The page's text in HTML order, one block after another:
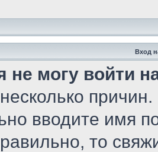
Вход
не могу войти
вводите имя
то